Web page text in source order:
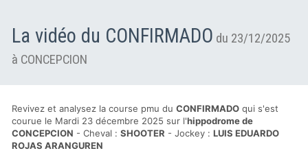
La vidéo du CONFIRMADO du 23/12/2025
à CONCEPCION
Revivez et analysez la course pmu du CONFIRMADO qui s'est
courue le Mardi 23 décembre 2025 sur l'hippodrome de
CONCEPCION - Cheval : SHOOTER - Jockey : LUIS EDUARDO
ROJAS ARANGUREN